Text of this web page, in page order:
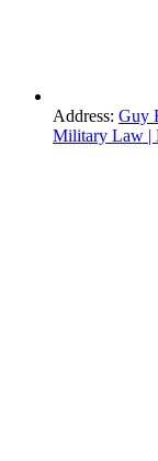
Address: Guy
Military Law |